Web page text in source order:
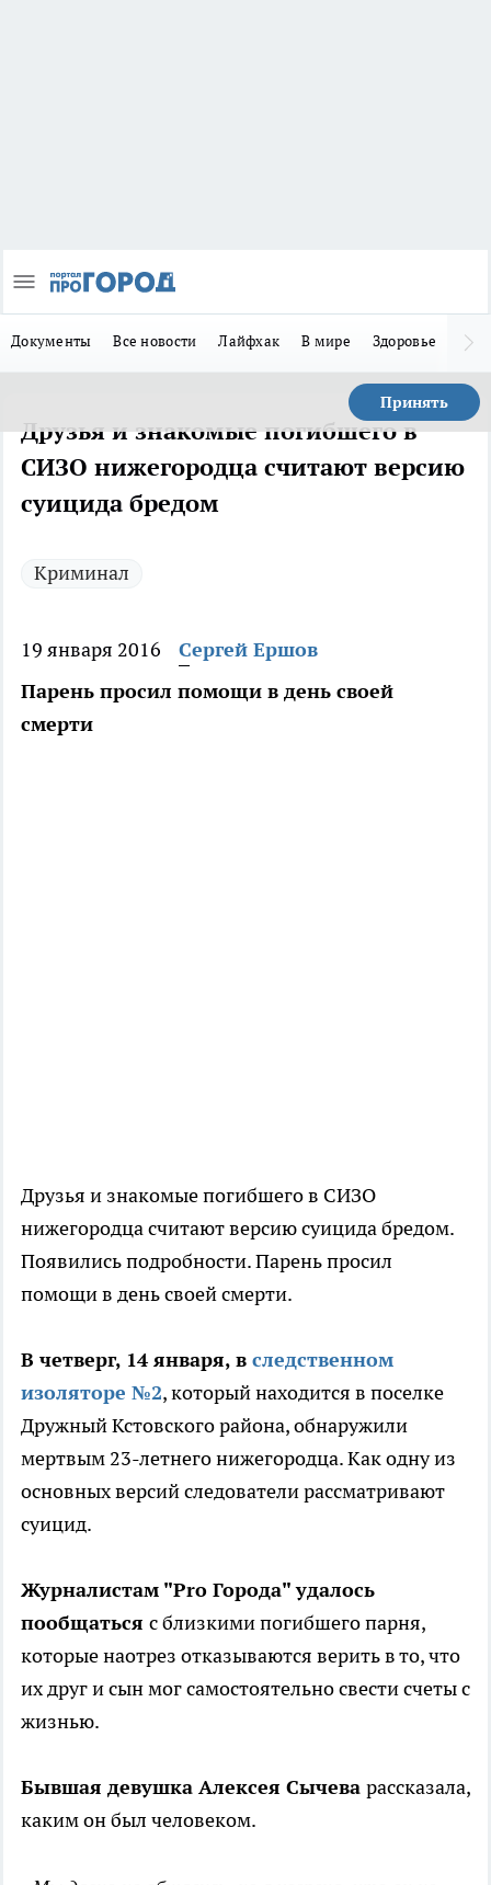
Документы Все новости Лайфхак В мире Здоровье
Принять
Друзья и знакомые погибшего в
СИЗО нижегородца считают версию
суицида бредом
Криминал
19 января 2016
Сергей Ершов
Парень просил помощи в день своей
смерти
Друзья и знакомые погибшего в СИЗО
нижегородца считают версию суицида бредом.
Появились подробности. Парень просил
помощи в день своей смерти.
В четверг, 14 января, в следственном
изоляторе №2, который находится в поселке
Дружный Кстовского района, обнаружили
мертвым 23-летнего нижегородца. Как одну из
основных версий следователи рассматривают
суицид.
Журналистам "Pro Города" удалось
пообщаться с близкими погибшего парня,
которые наотрез отказываются верить в то, что
их друг и сын мог самостоятельно свести счеты с
жизнью.
Бывшая девушка Алексея Сычева рассказала,
каким он был человеком.